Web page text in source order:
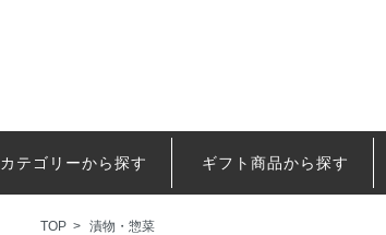
カテゴリーから探す ギフト商品から探す
TOP > 漬物・惣菜